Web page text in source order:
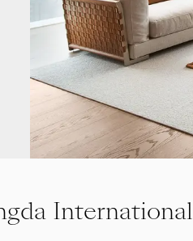
International